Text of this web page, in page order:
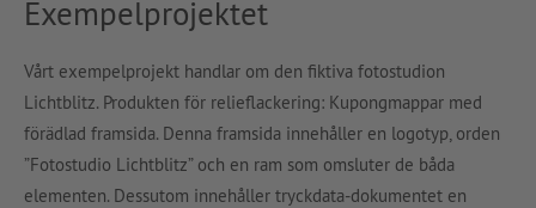
Exempelprojektet
Vårt exempelprojekt handlar om den fiktiva fotostudion
Lichtblitz. Produkten för relieflackering: Kupongmappar med
förädlad framsida. Denna framsida innehåller en logotyp, orden
”Fotostudio Lichtblitz” och en ram som omsluter de båda
elementen. Dessutom innehåller tryckdata-dokumentet en